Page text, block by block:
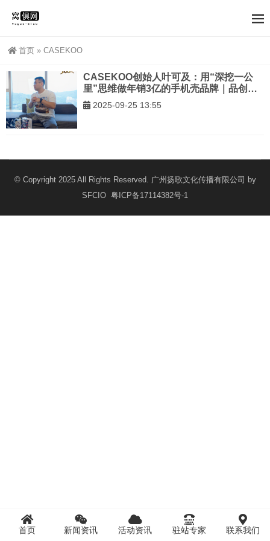
首页 » CASEKOO
CASEKOO创始人叶可及：用“深挖一公
里”思维做年销3亿的手机壳品牌｜品创
100人
2025-09-25 13:55
© Copyright 2025 All Rights Reserved. 广州扬歌文化传播有限公司 by
SFCIO 粤ICP备17114382号-1
首页 新闻资讯 活动资讯 驻站专家 联系我们